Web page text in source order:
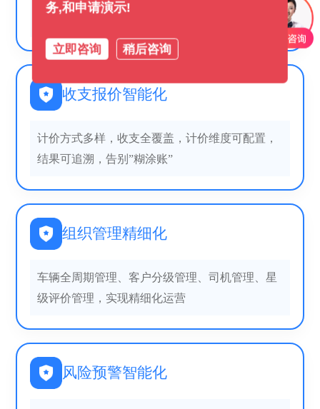
收支报价智能化
计价方式多样，收支全覆盖，计价维度可配置，
结果可追溯，告别”糊涂账”
组织管理精细化
车辆全周期管理、客户分级管理、司机管理、星
级评价管理，实现精细化运营
风险预警智能化
务,和申请演示!
立即咨询 稍后咨询